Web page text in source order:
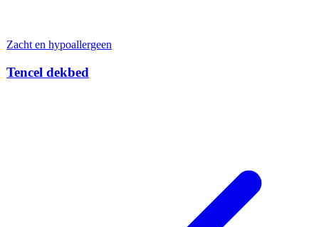
Zacht en hypoallergeen
Tencel dekbed